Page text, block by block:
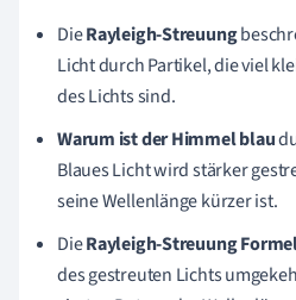
DieRayleigh-Streuung
Licht durch Partikel, die viel
des Lichts sind.
Warum ist der Himmel blau
Blaues Licht wird stärker
seine Wellenlänge kürzer ist.
DieRayleigh-Streuung
des gestreuten Lichts